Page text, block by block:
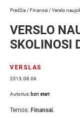
Pradžia /Finansai /Verslo
VERSLO
SKOLINOSI
VERSLAS
2013.08.06
Autorius: bzn start
Temos: Finansai.